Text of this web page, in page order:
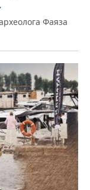
Фаяза